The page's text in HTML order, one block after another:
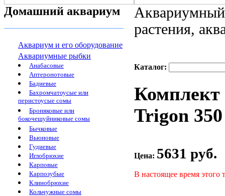
Домашний аквариум
Аквариум и его оборудование
Аквариумные рыбки
Анабасовые
Аптеронотовые
Бадиевые
Бахромчатоусые или
перистоусые сомы
Броняковые или
бокочешуйниковые сомы
Бычковые
Вьюновые
Гудиевые
Иглобрюхие
Карповые
Карпозубые
Клинобрюхие
Кольчужные сомы
растения,
Каталог:
Trigon
Цена: 5631 руб.
В настоящее время этого